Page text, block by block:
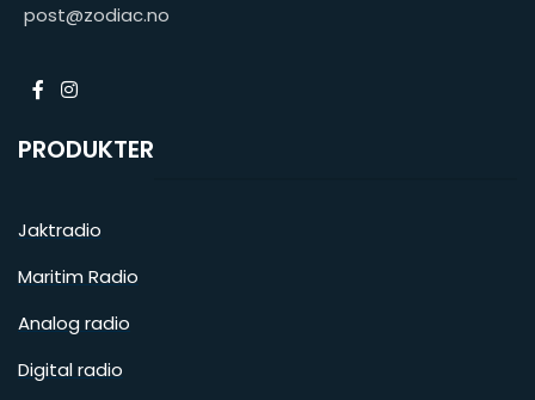
post@zodiac.no
PRODUKTER
Jaktradio
Maritim Radio
Analog radio
Digital radio